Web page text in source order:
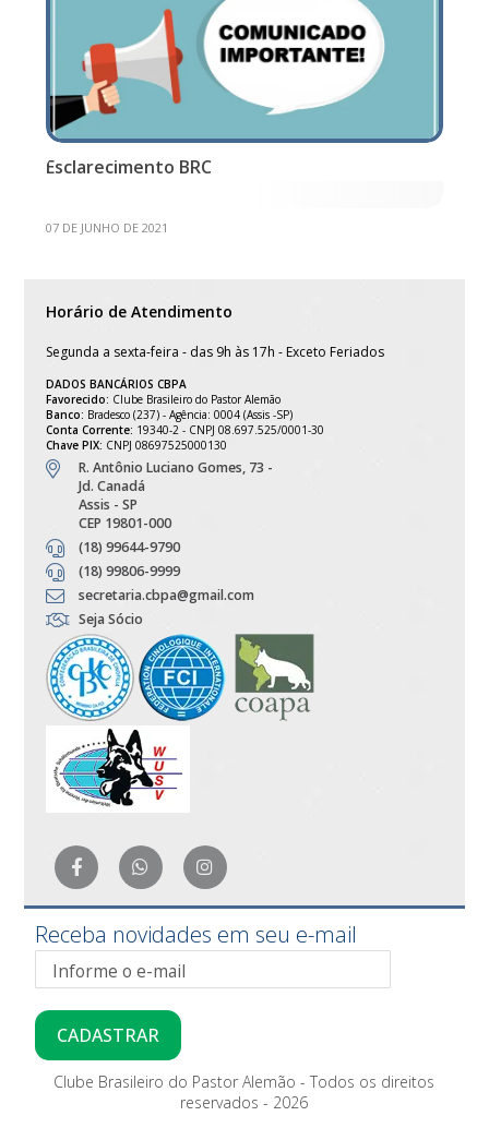
Esclarecimento BRC
07 DE JUNHO DE 2021
Horário de Atendimento
Segunda a sexta-feira - das 9h às 17h - Exceto Feriados
DADOS BANCÁRIOS CBPA
Favorecido: Clube Brasileiro do Pastor Alemão
Banco: Bradesco (237) - Agência: 0004 (Assis -SP)
Conta Corrente: 19340-2 - CNPJ 08.697.525/0001-30
Chave PIX: CNPJ 08697525000130
R. Antônio Luciano Gomes, 73 -
Jd. Canadá
Assis - SP
CEP 19801-000
(18) 99644-9790
(18) 99806-9999
secretaria.cbpa@gmail.com
Seja Sócio
Receba novidades em seu e-mail
CADASTRAR
Clube Brasileiro do Pastor Alemão - Todos os direitos
reservados - 2026